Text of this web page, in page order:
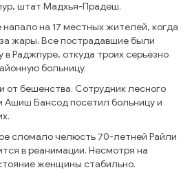
штат Мадхья-Прадеш.
на 17 местных жителей, когда
жары. Все пострадавшие были
Раджпуре, откуда троих серьёзно
больницу.
от бешенства. Сотрудник лесного
Ашиш Бансод посетил больницу и
сломало челюсть 70-летней Райли
в реанимации. Несмотря на
женщины стабильно.